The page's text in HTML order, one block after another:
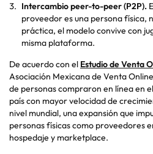
Intercambio peer-to-peer (P2P).
proveedor es una persona física,
práctica, el modelo convive con
misma plataforma.
De acuerdo con el Estudio de Venta
Asociación Mexicana de Venta
de personas compraron en línea en
país con mayor velocidad de
nivel mundial, una expansión que
personas físicas como proveedores
hospedaje y marketplace.